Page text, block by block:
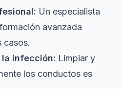
Un especialista
avanzada
casos.
infección: Limpiar y
los conductos es